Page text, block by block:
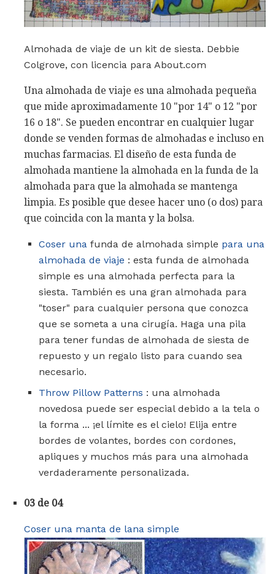
Almohada de viaje de un kit de siesta. Debbie
Colgrove, con licencia para About.com
Una almohada de viaje es una almohada pequeña
que mide aproximadamente 10 "por 14" o 12 "por
16 o 18". Se pueden encontrar en cualquier lugar
donde se venden formas de almohadas e incluso en
muchas farmacias. El diseño de esta funda de
almohada mantiene la almohada en la funda de la
almohada para que la almohada se mantenga
limpia. Es posible que desee hacer uno (o dos) para
que coincida con la manta y la bolsa.
Coser una funda de almohada simple para una
almohada de viaje : esta funda de almohada
simple es una almohada perfecta para la
siesta. También es una gran almohada para
"toser" para cualquier persona que conozca
que se someta a una cirugía. Haga una pila
para tener fundas de almohada de siesta de
repuesto y un regalo listo para cuando sea
necesario.
Throw Pillow Patterns : una almohada
novedosa puede ser especial debido a la tela o
la forma ... ¡el límite es el cielo! Elija entre
bordes de volantes, bordes con cordones,
apliques y muchos más para una almohada
verdaderamente personalizada.
03 de 04
Coser una manta de lana simple